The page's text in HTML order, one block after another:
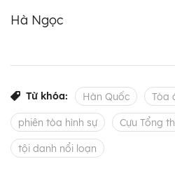
Hà Ngọc
Từ khóa: Hàn Quốc Tòa
phiên tòa hình sự Cựu Tổng
tội danh nổi loạn